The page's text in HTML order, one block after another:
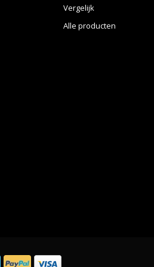
Vergelijk
Alle producten